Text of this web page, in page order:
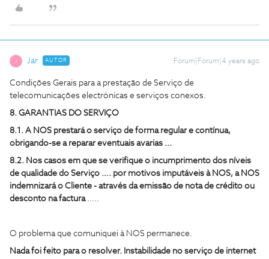
Jar AUTOR Forum|Forum|4 years ago
Condições Gerais para a prestação de Serviço de
telecomunicações electrónicas e serviços conexos.
8. GARANTIAS DO SERVIÇO
8.1. A NOS prestará o serviço de forma regular e contínua,
obrigando-se a reparar eventuais avarias ...
8.2. Nos casos em que se verifique o incumprimento dos níveis
de qualidade do Serviço …. por motivos imputáveis à NOS, a NOS
indemnizará o Cliente - através da emissão de nota de crédito ou
desconto na factura…..
O problema que comuniquei à NOS permanece.
Nada foi feito para o resolver. Instabilidade no serviço de internet